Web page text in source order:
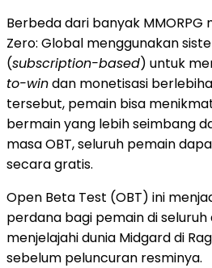
Berbeda dari banyak MMORPG
Zero: Global menggunakan
(subscription-based) untuk
to-windan monetisasi
tersebut, pemain bisa
bermain yang lebih seimbang
masa OBT, seluruh pemain
secara gratis.
Open Beta Test (OBT) ini
perdana bagi pemain di seluruh
menjelajahi dunia Midgard di
sebelum peluncuran resminya.